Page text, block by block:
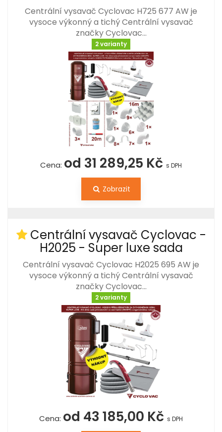
Centrální vysavač Cyclovac H725 677 AW je
vysoce výkonný a tichý Centrální vysavač
značky Cyclovac…
2 varianty
Cena: od 31 289,25 Kč s DPH
Zobrazit
Centrální vysavač Cyclovac -
H2025 - Super luxe sada
Centrální vysavač Cyclovac H2025 695 AW je
vysoce výkonný a tichý Centrální vysavač
značky Cyclovac…
2 varianty
Cena: od 43 185,00 Kč s DPH